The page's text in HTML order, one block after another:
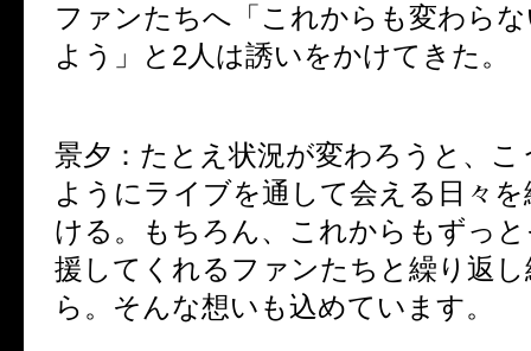
ファンたちへ「これからも変わら
よう」と2人は誘いをかけてきた。
景夕： たとえ状況が変わろうと、こ
ようにライブを通して会える日々
ける。もちろん、これからもずっ
援してくれるファンたちと繰り返
ら。そんな想いも込めています。